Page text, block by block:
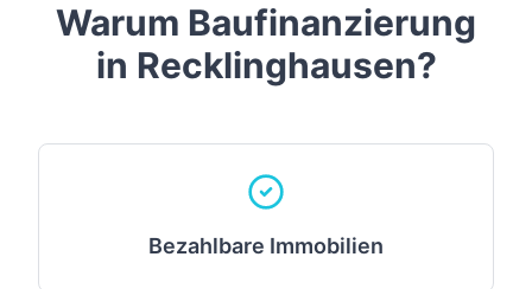
Warum Baufinanzierung
in Recklinghausen?
Bezahlbare Immobilien